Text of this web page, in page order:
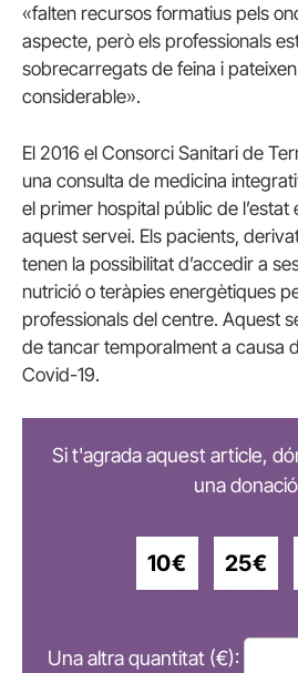
«falten recursos formatius pels
aspecte, però els professionals
sobrecarregats de feina i
considerable».
El 2016 el Consorci Sanitari de
una consulta de medicina
el primer hospital públic de
aquest servei. Els pacients,
tenen la possibilitat d’accedir a
nutrició o teràpies energètiques
professionals del centre. Aquest
de tancar temporalment a causa
Covid-19.
Si t'agrada aquest article,
una
10€ 25€
Una altra quantitat (€):